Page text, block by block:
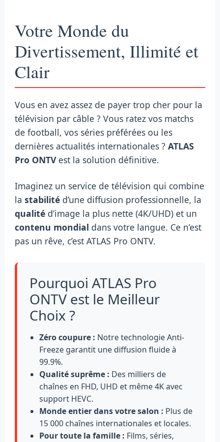
Votre Monde du
Divertissement, Illimité et
Clair
Vous en avez assez de payer trop cher pour la
télévision par câble ? Vous ratez vos matchs
de football, vos séries préférées ou les
dernières actualités internationales ? ATLAS
Pro ONTVest la solution définitive.
Imaginez un service de télévision qui combine
la stabilité d’une diffusion professionnelle, la
qualité d’image la plus nette (4K/UHD) et un
contenu mondial dans votre langue. Ce n’est
pas un rêve, c’est ATLAS Pro ONTV.
Pourquoi ATLAS Pro
ONTV est le Meilleur
Choix ?
Zéro coupure : Notre technologie Anti-
Freeze garantit une diffusion fluide à
99.9%.
Qualité suprême : Des milliers de
chaînes en FHD, UHD et même 4K avec
support HEVC.
Monde entier dans votre salon : Plus de
15 000 chaînes internationales et locales.
Pour toute la famille : Films, séries,